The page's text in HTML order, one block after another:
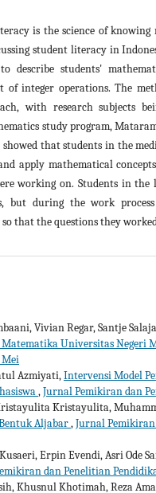
is the science of
student literacy in
describe students'
of integer operations. The
with research subjects
study program,
showed that students in the
apply mathematical
working on. Students in
but during the work
that the questions they
Vivian Regar, Santje
Universitas Negeri
Mei
Azmiyati,Intervensi Model
,Jurnal Pemikiran dan
Kristayulita,
Aljabar,Jurnal
Erpin Evendi, Asri Ode
dan Penelitian
Khusnul Khotimah, Reza